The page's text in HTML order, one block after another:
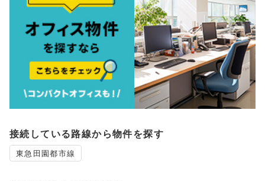
接続している路線から物件を探す
東急田園都市線